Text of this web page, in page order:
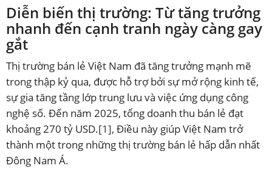
Diễn biến thị trường: Từ tăng trưởng
nhanh đến cạnh tranh ngày càng gay
gắt
Thị trường bán lẻ Việt Nam đã tăng trưởng mạnh mẽ
trong thập kỷ qua, được hỗ trợ bởi sự mở rộng kinh tế,
sự gia tăng tầng lớp trung lưu và việc ứng dụng công
nghệ số. Đến năm 2025, tổng doanh thu bán lẻ đạt
khoảng 270 tỷ USD.[1], Điều này giúp Việt Nam trở
thành một trong những thị trường bán lẻ hấp dẫn nhất
Đông Nam Á.